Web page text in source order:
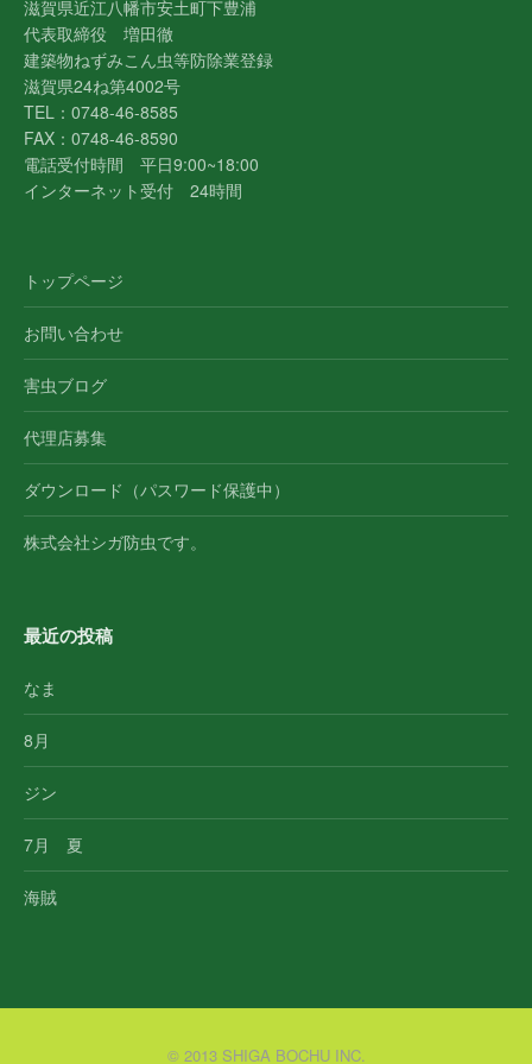
滋賀県近江八幡市安土町下豊浦
代表取締役 増田徹
建築物ねずみこん虫等防除業登録
滋賀県24ね第4002号
TEL：0748-46-8585
FAX：0748-46-8590
電話受付時間 平日9:00~18:00
インターネット受付 24時間
トップページ
お問い合わせ
害虫ブログ
代理店募集
ダウンロード（パスワード保護中）
株式会社シガ防虫です。
最近の投稿
なま
8月
ジン
7月 夏
海賊
© 2013 SHIGA BOCHU INC.